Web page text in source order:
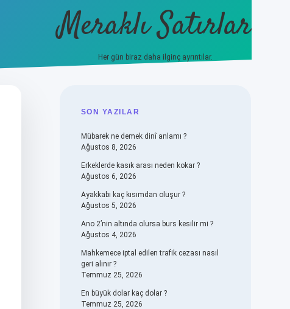
Meraklı Satırlar
Her gün biraz daha ilginç ayrıntılar.
SIDEBAR
SON YAZILAR
Mübarek ne demek dinî anlamı ?
Ağustos 8, 2026
Erkeklerde kasık arası neden kokar ?
Ağustos 6, 2026
Ayakkabı kaç kısımdan oluşur ?
Ağustos 5, 2026
Ano 2’nin altında olursa burs kesilir mi ?
Ağustos 4, 2026
Mahkemece iptal edilen trafik cezası nasıl
geri alınır ?
Temmuz 25, 2026
En büyük dolar kaç dolar ?
Temmuz 25, 2026